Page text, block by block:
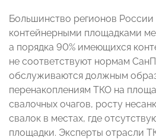
Большинство регионов России
контейнерными площадками
а порядка 90% имеющихся
не соответствуют нормам
обслуживаются должным
перенакоплениям ТКО на
свалочных очагов, росту
свалок в местах, где
площадки. Эксперты отрасли